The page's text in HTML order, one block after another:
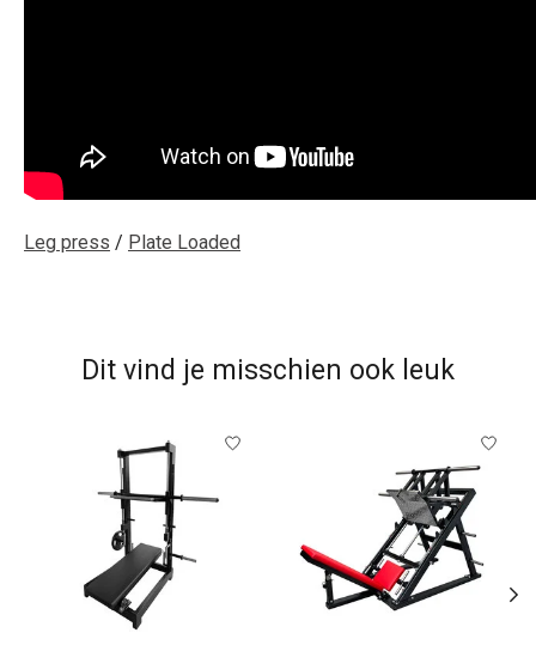
Leg press / Plate Loaded
Dit vind je misschien ook leuk
Items van productcarrousel